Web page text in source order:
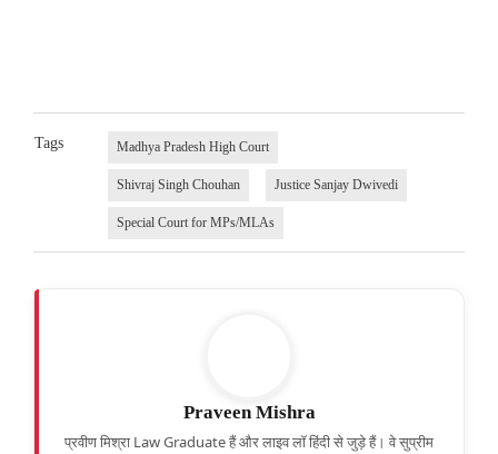
Tags Madhya Pradesh High Court
Shivraj Singh Chouhan Justice Sanjay Dwivedi
Special Court for MPs/MLAs
Praveen Mishra
प्रवीण मिश्रा Law Graduate हैं और लाइव लॉ हिंदी से जुड़े हैं। वे सुप्रीम